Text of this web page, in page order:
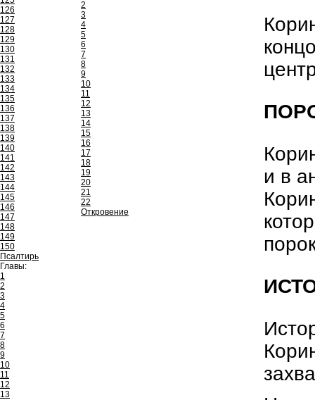
126
127
128
129
130
131
132
133
134
135
136
137
138
139
140
141
142
143
144
145
146
147
148
149
150
Псалтирь
Главы:
1
2
3
4
5
6
7
8
9
10
11
12
13
2
3
4
5
6
7
8
9
10
11
12
13
14
15
16
17
18
19
20
21
22
Откровение
и в